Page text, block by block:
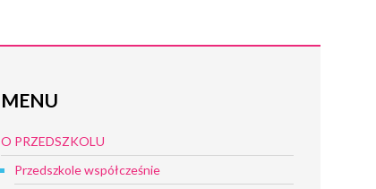
MENU
O PRZEDSZKOLU
Przedszkole współcześnie